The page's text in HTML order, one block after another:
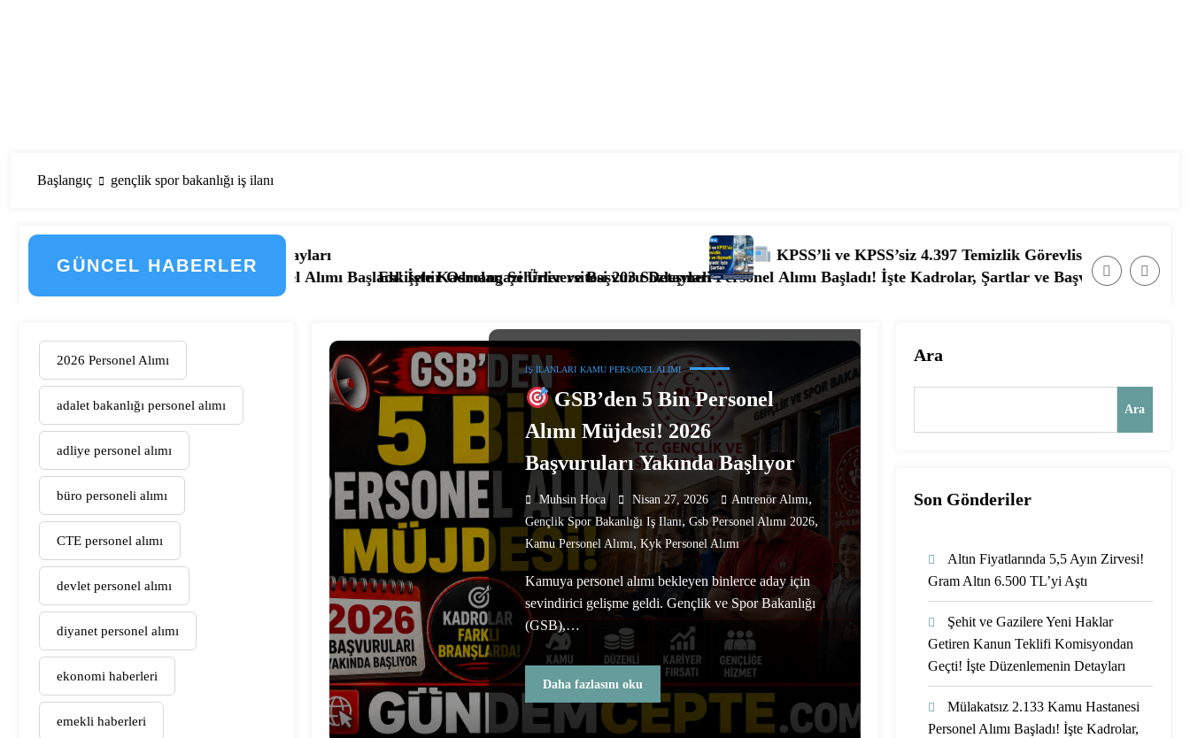
Başlangıç gençlik spor bakanlığı iş ilanı
GÜNCEL HABERLER
Detayları
Hastanesi Personel Alımı Başladı! İşte Kadrolar, Şehirler ve Başvuru Detayları
Eskişehir Osmangazi Üniversitesi 203 Sözleşmeli Personel Alımı Başladı! İşte Kadrolar, Şartlar ve Başvuru Ekranı
KPSS’li ve KPSS’siz 4.397 Temizlik Görevlisi ve Hizmetli Alımı Başladı! İşte
Ağustos 2026’da Güvenlik
2026 Personel Alımı
adalet bakanlığı personel alımı
adliye personel alımı
büro personeli alımı
CTE personel alımı
devlet personel alımı
diyanet personel alımı
ekonomi haberleri
emekli haberleri
İŞ İLANLARI KAMU PERSONEL ALIMI
GSB’den 5 Bin Personel
Alımı Müjdesi! 2026
Başvuruları Yakında Başlıyor
Muhsin Hoca Nisan 27, 2026 Antrenör Alımı,
Gençlik Spor Bakanlığı Iş Ilanı,Gsb Personel Alımı 2026,
Kamu Personel Alımı, Kyk Personel Alımı
Kamuya personel alımı bekleyen binlerce aday için
sevindirici gelişme geldi. Gençlik ve Spor Bakanlığı
(GSB),…
Daha fazlasını oku
Ara
Ara
Son Gönderiler
Altın Fiyatlarında 5,5 Ayın Zirvesi!
Gram Altın 6.500 TL’yi Aştı
Şehit ve Gazilere Yeni Haklar
Getiren Kanun Teklifi Komisyondan
Geçti! İşte Düzenlemenin Detayları
Mülakatsız 2.133 Kamu Hastanesi
Personel Alımı Başladı! İşte Kadrolar,